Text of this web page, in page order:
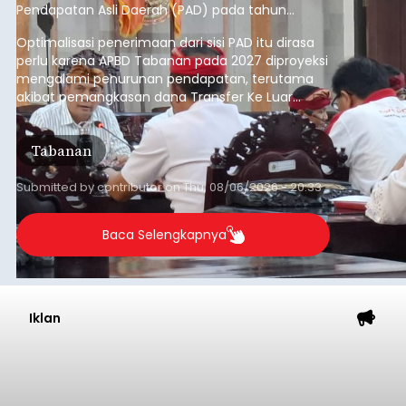
Pendapatan Asli Daerah (PAD) pada tahun
anggaran 2027.
Optimalisasi penerimaan dari sisi PAD itu dirasa
perlu karena APBD Tabanan pada 2027 diproyeksi
mengalami penurunan pendapatan, terutama
akibat pemangkasan dana Transfer Ke Luar
Daerah (TKD) dari pemerintah pusat.
Tabanan
Submitted bycontributoronThu, 08/06/2026 - 20:33
Baca Selengkapnya
Iklan